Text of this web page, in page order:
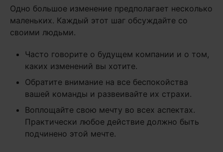
Одно большое изменение предполагает несколько
маленьких. Каждый этот шаг обсуждайте со
своими людьми.
Часто говорите о будущем компании и о том,
каких изменений вы хотите.
Обратите внимание на все беспокойства
вашей команды и развеивайте их страхи.
Воплощайте свою мечту во всех аспектах.
Практически любое действие должно быть
подчинено этой мечте.